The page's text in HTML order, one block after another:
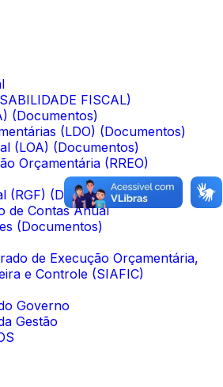
FISCAL)
(Documentos)
(LDO) (Documentos)
(LOA) (Documentos)
Orçamentária (RREO)
(RGF) (Documentos)
de Contas Anual
(Documentos)
de Execução Orçamentária,
e Controle (SIAFIC)
Governo
Gestão